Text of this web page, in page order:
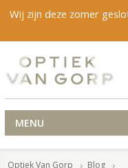
Wij zijn deze zomer
MENU
Optiek Van Gorp
Blog